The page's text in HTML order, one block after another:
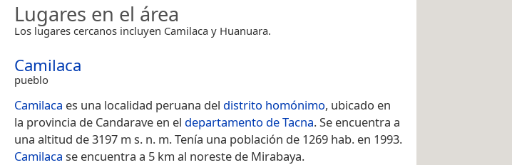
Lugares en el área
Los lugares cercanos incluyen Camilaca y Huanuara.
Camilaca
pueblo
Camilaca es una localidad peruana del distrito homónimo, ubicado en
la provincia de Candarave en el departamento de Tacna. Se encuentra a
una altitud de 3197 m s. n. m. Tenía una población de 1269 hab. en 1993.
Camilaca se encuentra a 5 km al noreste de Mirabaya.